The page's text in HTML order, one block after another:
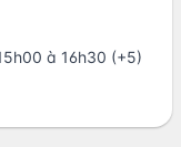
à 16h30 (+5)